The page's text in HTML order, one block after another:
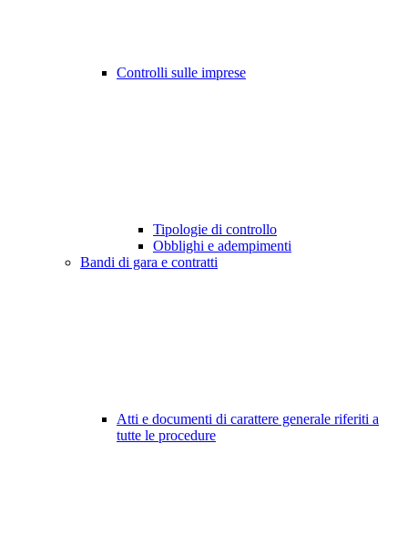
Controlli sulle imprese
Tipologie di controllo
Obblighi e adempimenti
Bandi di gara e contratti
Atti e documenti di carattere generale riferiti a
tutte le procedure